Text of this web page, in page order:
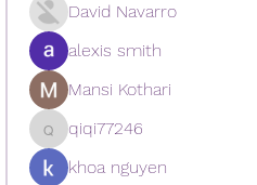
David Navarro
alexis smith
Mansi Kothari
qiqi77246
qiqi77246
khoa nguyen